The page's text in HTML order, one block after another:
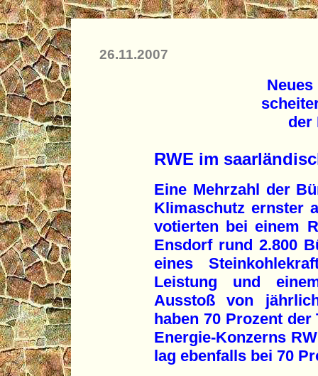
26.11.2007
der
RWE im
Eine Mehrzahl der
Klimaschutz ernster
votierten bei einem
Ensdorf rund 2.800
eines
Leistung und
Ausstoß von
haben 70 Prozent
Energie-Konzerns
lag ebenfalls bei 70